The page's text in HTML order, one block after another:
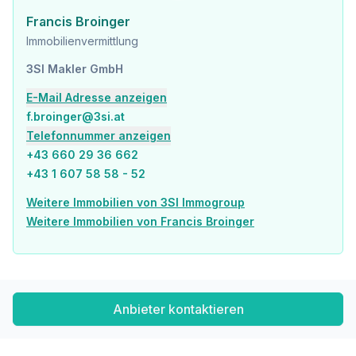
Arzt <150m
Klinik <250m
Krankenhaus <350m
Kinder & Schulen
Schule <100m
Kindergarten <150m
Universität <575m
Höhere Schule <550m
Supermarkt <125m
Bäckerei <250m
Francis Broinger
Immobilienvermittlung
3SI Makler GmbH
E-Mail Adresse anzeigen
f.broinger@3si.at
Telefonnummer anzeigen
+43 660 29 36 662
+43 1 607 58 58 - 52
Weitere Immobilien von 3SI Immogroup
Weitere Immobilien von Francis Broinger
Anbieter kontaktieren